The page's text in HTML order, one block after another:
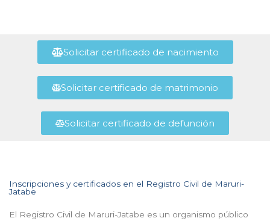
Solicitar certificado de nacimiento
Solicitar certificado de matrimonio
Solicitar certificado de defunción
Inscripciones y certificados en el Registro Civil de Maruri-
Jatabe
El Registro Civil de Maruri-Jatabe es un organismo público